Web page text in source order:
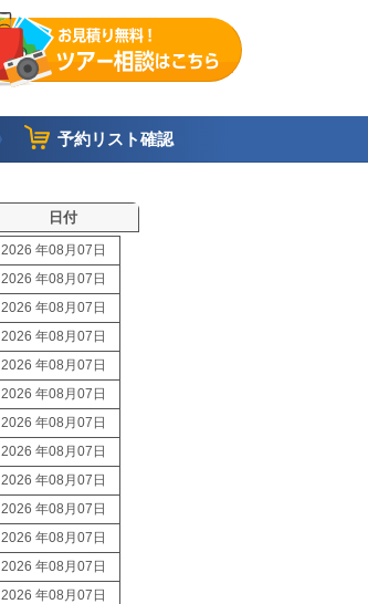
予約リスト確認
日付
2026 年08月07日
2026 年08月07日
2026 年08月07日
2026 年08月07日
2026 年08月07日
2026 年08月07日
2026 年08月07日
2026 年08月07日
2026 年08月07日
2026 年08月07日
2026 年08月07日
2026 年08月07日
2026 年08月07日